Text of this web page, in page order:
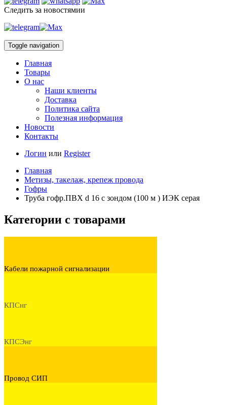
Следить за новостямии
Toggle navigation
Главная
Товары
О нас
Наши клиенты
Доставка
Политика сайта
Полезная информация
Новости
Контакты
Логин или Register
Главная
Метизы, такелаж, крепеж провода
Гофры
Труба гофр.ПВХ d 16 с зондом (100 м ) ИЭК серая
Категории с товарами
Кабели пожарной сигнализации
КПСнг
КПСЭнг
Провод СИП